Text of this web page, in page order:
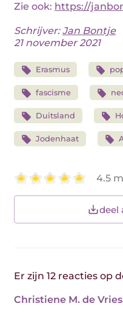
Zie ook: https://
Schrijver:Jan Bontje
21 november 2021
Erasmus
fascisme
Duitsland
Jodenhaat
4.5
deel
Er zijn 12 reacties op
Christiene M. de Vries